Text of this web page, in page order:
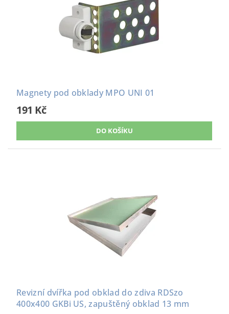
Magnety pod obklady MPO UNI 01
191 Kč
Revizní dvířka pod obklad do zdiva RDSzo
400x400 GKBi US, zapuštěný obklad 13 mm